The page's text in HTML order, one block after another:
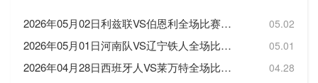
2026年05月02日利兹联VS伯恩利全场比赛录像回放 05.02
2026年05月01日河南队VS辽宁铁人全场比赛录像回放 05.01
2026年04月28日西班牙人VS莱万特全场比赛录像回放 04.28